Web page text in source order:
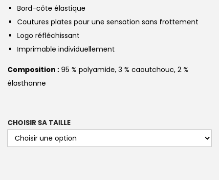
Bord-côte élastique
Coutures plates pour une sensation sans frottement
Logo réfléchissant
Imprimable individuellement
Composition : 95 % polyamide, 3 % caoutchouc, 2 %
élasthanne
CHOISIR SA TAILLE